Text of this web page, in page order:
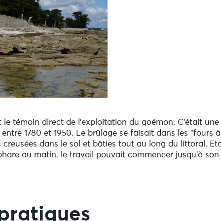
témoin direct de l'exploitation du goémon. C'était une
1780 et 1950. Le brûlage se faisait dans les "fours à
dans le sol et bâties tout au long du littoral.
au matin, le travail pouvait commencer jusqu'à son